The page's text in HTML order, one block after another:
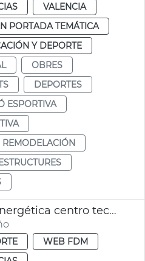
VALENCIA
PORTADA TEMÁTICA
Y DEPORTE
OBRES
DEPORTES
ESPORTIVA
REMODELACIÓN
València mejora energética centro tecnificación pelota Natzaret
WEB FDM